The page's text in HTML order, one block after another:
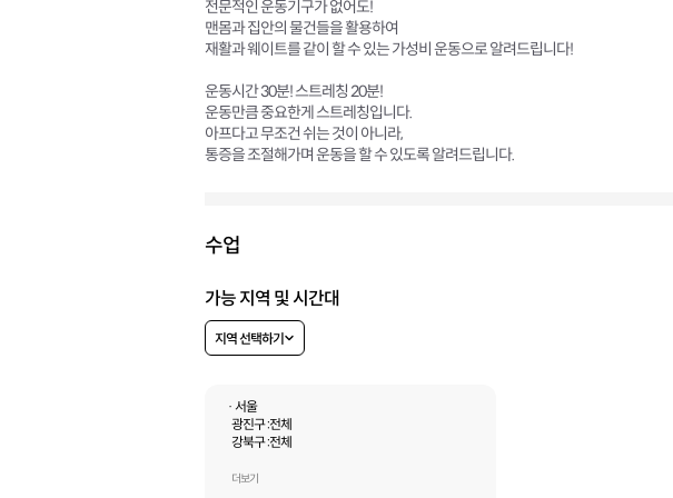
전문적인 운동기구가 없어도!
맨몸과 집안의 물건들을 활용하여
재활과 웨이트를 같이 할 수 있는 가성비 운동으로 알려드립니다!
운동시간 30분! 스트레칭 20분!
운동만큼 중요한게 스트레칭입니다.
아프다고 무조건 쉬는 것이 아니라,
통증을 조절해가며 운동을 할 수 있도록 알려드립니다.
수업
가능 지역 및 시간대
지역 선택하기
· 서울
광진구 :전체
강북구 :전체
종로구 :
더보기